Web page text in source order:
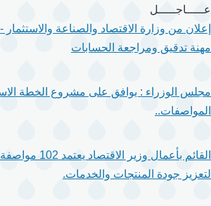
تجاوز
إلى
المحتوى
عـــــاجـــــل
إعلان من وزارة الاقتصاد والصناعة والاستثمار -
مهنة تدقيق ومراجعة الحسابات
مجلس الوزراء : يوافق على مشروع الخطة
المواصفات..
القائم بأعمال
لتعزيز جودة المنتجات والخدمات.